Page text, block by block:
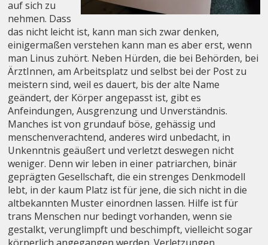
auf sich zu
nehmen. Dass
das nicht leicht ist, kann man sich zwar denken,
einigermaßen verstehen kann man es aber erst, wenn
man Linus zuhört. Neben Hürden, die bei Behörden, bei
ÄrztInnen, am Arbeitsplatz und selbst bei der Post zu
meistern sind, weil es dauert, bis der alte Name
geändert, der Körper angepasst ist, gibt es
Anfeindungen, Ausgrenzung und Unverständnis.
Manches ist von grundauf böse, gehässig und
menschenverachtend, anderes wird unbedacht, in
Unkenntnis geäußert und verletzt deswegen nicht
weniger. Denn wir leben in einer patriarchen, binär
geprägten Gesellschaft, die ein strenges Denkmodell
lebt, in der kaum Platz ist für jene, die sich nicht in die
altbekannten Muster einordnen lassen. Hilfe ist für
trans Menschen nur bedingt vorhanden, wenn sie
gestalkt, verunglimpft und beschimpft, vielleicht sogar